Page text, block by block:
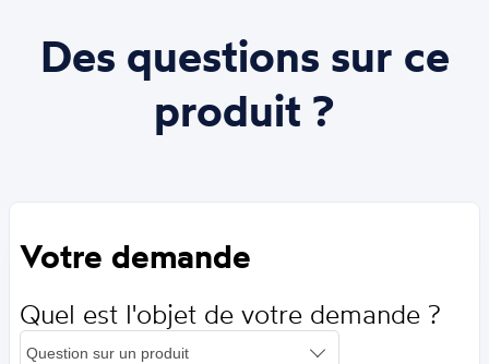
Des questions sur ce
produit ?
Votre demande
Quel est l'objet de votre demande ?